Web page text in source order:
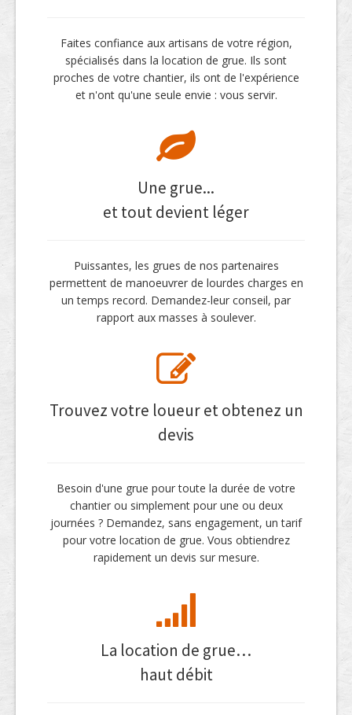
Faites confiance aux artisans de votre région,
spécialisés dans la location de grue. Ils sont
proches de votre chantier, ils ont de l'expérience
et n'ont qu'une seule envie : vous servir.
Une grue...
et tout devient léger
Puissantes, les grues de nos partenaires
permettent de manoeuvrer de lourdes charges en
un temps record. Demandez-leur conseil, par
rapport aux masses à soulever.
Trouvez votre loueur et obtenez un
devis
Besoin d'une grue pour toute la durée de votre
chantier ou simplement pour une ou deux
journées ? Demandez, sans engagement, un tarif
pour votre location de grue. Vous obtiendrez
rapidement un devis sur mesure.
La location de grue…
haut débit